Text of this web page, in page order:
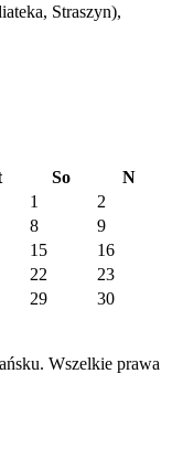
Straszyn),
So
N
1
2
8
9
15
16
22
23
29
30
Wszelkie prawa